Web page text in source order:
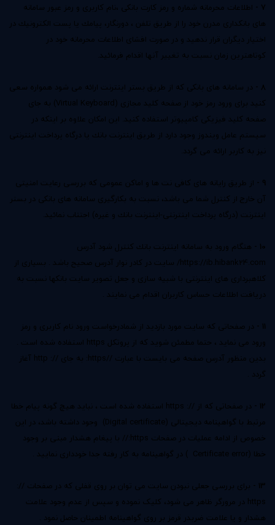
7 -
اطلاعات محرمانه شماره و رمز كارت بانكی ،نام كاربری و رمز عبور سامانه
های بانكداری مدرن خود را از طریق تلفن ، دورنگار، پیامك یا پست الكترونیك در
اختیار دیگران قرار ندهید و در صورت افشای اطلاعات محرمانه خود در
کوتاهترین زمان نسبت به تغییر آنها اقدام فرمائید.
8 -
در سامانه های بانكی كه از طریق بستر اینترنت ارائه می شود همواره سعی
کنید برای ورود رمز خود از صفحه کلید مجازی (Virtual Keyboard) به جای
صفحه کلید فیزیکی کامپیوتر استفاده کنید. این امکان علاوه بر اینكه در
سیستم عامل ویندوز وجود دارد از طریق اینترنت بانك یا درگاه پرداخت اینترنتی
نیز به كاربر ارائه می گردد.
9 -
از طریق رایانه های كافی نت ها و اماكن عمومی كه بررسی رعایت امنیتی
آن خارج از كنترل شما می باشد، نسبت به بكارگیری سامانه های بانكی در بستر
اینترنت (درگاه پرداخت اینترنتی-اینترنت بانك و غیره) اجتناب نمائید.
10 -
هنگام ورود به سامانه اینترنت بانك كنترل شود آدرس
https://ib.hibank24.com/ سایت در کادر نوار آدرس صحیح باشد . بسیاری از
کلاهبرداری های اینترنتی با شبیه سازی و جعل تصویر سایت بانكها نسبت به
دریافت اطلاعات حساس کاربران اقدام می نمایند .
11 -
در صفحاتی که سایت مورد بازدید از شمادرخواست ورود نام کاربری و رمز
ورود می نماید ، حتما مطمئن شوید که از پروتکل https استفاده شده است .
بدین منظور آدرس صفحه می بایست با عبارت //https: به جای //: http آغاز
گردد .
12 -
در صفحاتی که از //: https استفاده شده است ، نباید هیچ گونه پیام خطا
مرتبط با گواهینامه دیجیتالی (Digital certificate) وجود داشته باشد، در این
خصوص از ادامه عملیات در صفحات https:// با پیغام هشدار مبنی بر وجود
خطا (Certificate error ) در گواهینامه به کار رفته جدا خودداری نمایید .
13 -
برای بررسی جعلی نبودن سایت می توان بر روی قفلی که در صفحات //:
https در مرورگر ظاهر می شود، کلیک نموده و سپس از عدم وجود علامت
هشدار و یا علامت ضربدر قرمز بر روی گواهینامه اطمینان حاصل نمود .